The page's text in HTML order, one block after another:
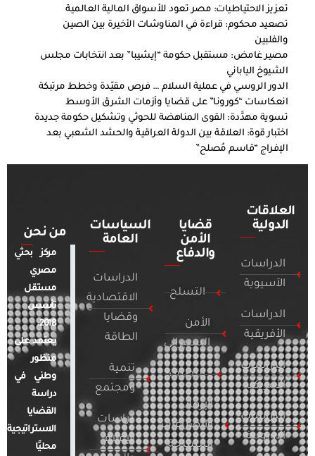
تعزيز الاحتياطيات: مصر تعود للأسواق المالية العالمية
تصعيد محكوم: قراءة في المناوشات الأخيرة بين الصين
والفلبين
مصير غامض: مستقبل حكومة “إيشيبا” بعد انتخابات مجلس
الشيوخ الياباني
الدور الروسي في عملية السلام … فرص مقيّدة وخطط مرتبكة
انعكاسات “كورونا” على قضايا وأزمات الشرق الأوسط
تسوية مهدَّدة: القوى المناهضة للحوثي وتشكيل حكومة جديدة
اختبار قوة: العلاقة بين الدولة العراقية والحشد الشعبي بعد
الإفراج “قاسم مُصلح”
العلاقات
الدولية
الدراسات
الآسيوية
الدراسات
الأفريقية
الدراسات
الأمريكية
الدراسات
الأوروبية
قضايا
الأمن
والدفاع
التسلح
الأمن
السيبراني
التطرف
الإرهاب
والصراعات
المسلحة
السياسات
العامة
الدراسات
الاقتصادية
وقضايا
الطاقة
تنمية
ومجتمع
دراسات
الإعلام
من نحن
مركز بحثي
مصري
مستقل
تأسس
2018.
يعتمد على
منظور
وطني في
دراسة
القضايا
الاستراتيجية
محليًا